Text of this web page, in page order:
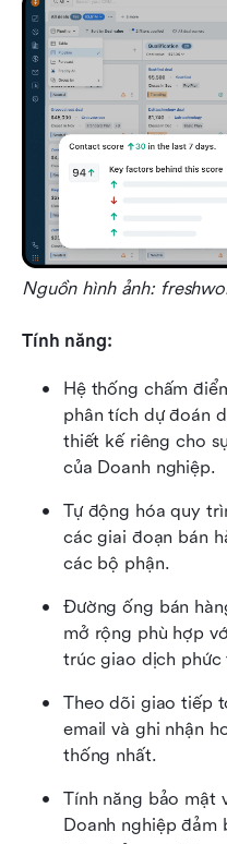
Nguồn hình ảnh:
Tính năng:
Hệ thống chấm
phân tích dự đoán
thiết kế riêng cho
của Doanh nghiệp.
Tự động hóa quy
các giai đoạn bán
các bộ phận.
Đường ống bán
mở rộng phù hợp
trúc giao dịch phức
Theo dõi giao tiếp
email và ghi nhận
thống nhất.
Tính năng bảo mật
Doanh nghiệp đảm